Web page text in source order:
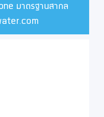
มาตรฐานสากล